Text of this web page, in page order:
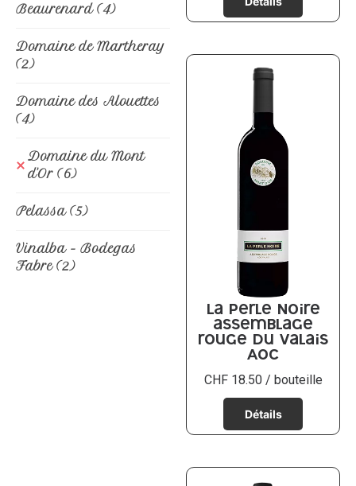
Beaurenard (4)
Domaine de Martheray
(2)
Domaine des Alouettes
(4)
Domaine du Mont
d'Or (6)
Pelassa (5)
Vinalba - Bodegas
Fabre (2)
La Perle Noire
assemblage
rouge du Valais
AOC
CHF18.50 / bouteille